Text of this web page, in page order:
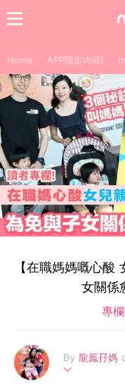
Home APP限定內容!
【在職媽媽嘅心酸
女關係
專
By 龍鳯孖媽